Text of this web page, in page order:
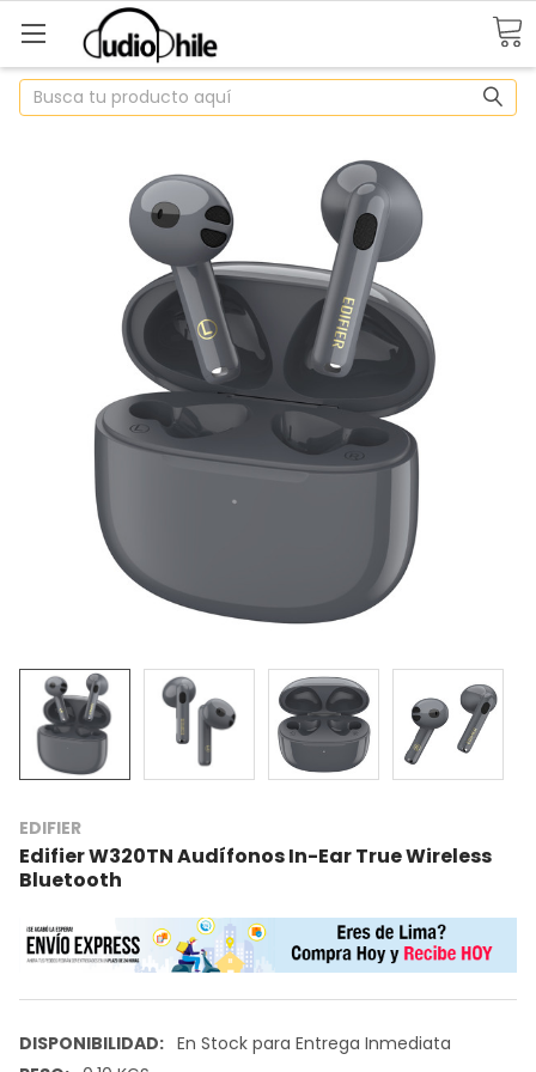
Buscar
EDIFIER
Edifier W320TN Audífonos In-Ear True Wireless
Bluetooth
DISPONIBILIDAD: En Stock para Entrega Inmediata